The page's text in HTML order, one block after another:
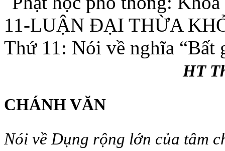
HT
CHÁNH VĂN
Nói về Dụng rộng lớn của tâm